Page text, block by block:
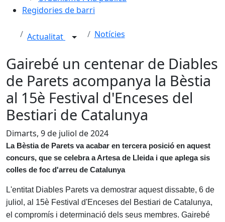
Regidories de barri
Actualitat Notícies
Gairebé un centenar de Diables
de Parets acompanya la Bèstia
al 15è Festival d'Enceses del
Bestiari de Catalunya
Dimarts, 9 de juliol de 2024
La Bèstia de Parets va acabar en tercera posició en aquest
concurs, que se celebra a Artesa de Lleida i que aplega sis
colles de foc d'arreu de Catalunya
L'entitat Diables Parets va demostrar aquest dissabte, 6 de
juliol, al 15è Festival d'Enceses del Bestiari de Catalunya,
el compromís i determinació dels seus membres. Gairebé